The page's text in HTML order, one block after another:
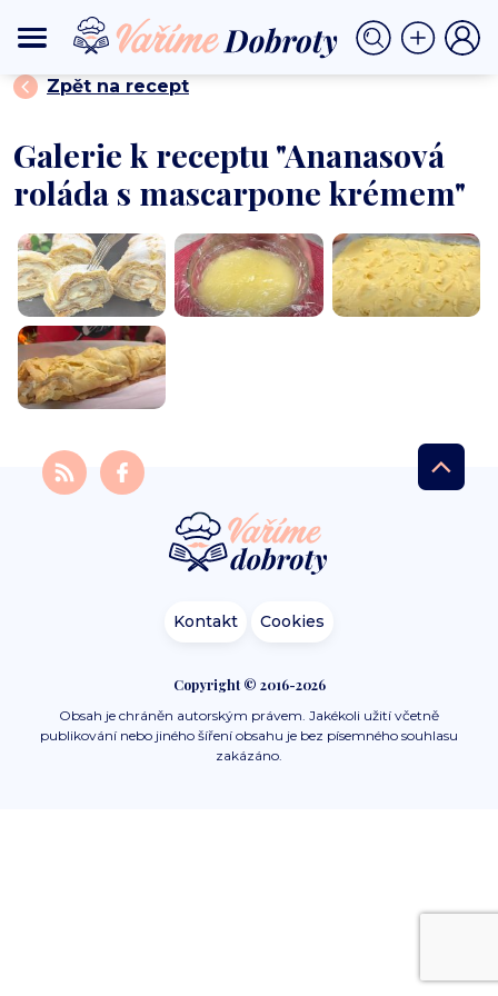
DOMŮ DEZERTY⟩ Ananasová roláda s mascarpone krémem
Zpět na recept
Galerie k receptu "Ananasová
roláda s mascarpone krémem"
Kontakt Cookies
Copyright © 2016-2026
Obsah je chráněn autorským právem. Jakékoli užití včetně
publikování nebo jiného šíření obsahu je bez písemného souhlasu
zakázáno.